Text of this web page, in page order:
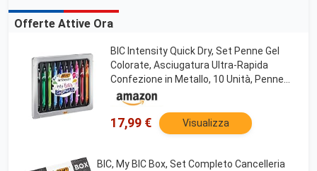
Offerte Attive Ora
BIC Intensity Quick Dry, Set Penne Gel
Colorate, Asciugatura Ultra-Rapida
Confezione in Metallo, 10 Unità, Penne
Bic, Cancelleria Scuola e Ufficio, Idea
Regalo
17,99 € Visualizza
BIC, My BIC Box, Set Completo Cancelleria